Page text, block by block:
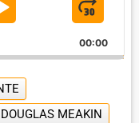
P
A
Y
P
J
U
M
F
00:00
DOUGLAS MEAKIN